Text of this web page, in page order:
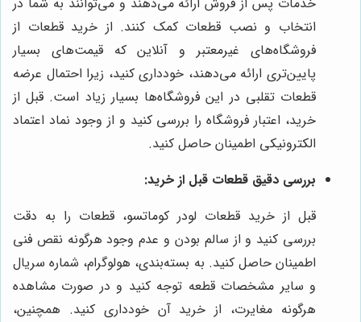
انتخاب و نصب قطعات کمک کنند. از خرید قطعات از
فروشگاه‌های غیرمعتبر و آنلاین که قیمت‌های بسیار
پایین‌تری ارائه می‌دهند، خودداری کنید، زیرا احتمال عرضه
قطعات تقلبی در این فروشگاه‌ها بسیار زیاد است. قبل از
خرید، اعتبار فروشگاه را بررسی کنید و از وجود نماد اعتماد
الکترونیکی اطمینان حاصل کنید.
بررسی دقیق قطعات قبل از خرید:
قبل از خرید قطعات لودر کوماتسو، قطعات را به دقت
بررسی کنید و از سالم بودن و عدم وجود هرگونه نقص فنی
اطمینان حاصل کنید. به بسته‌بندی، هولوگرام، شماره سریال
و سایر مشخصات قطعه توجه کنید و در صورت مشاهده
هرگونه مغایرت، از خرید آن خودداری کنید. همچنین،